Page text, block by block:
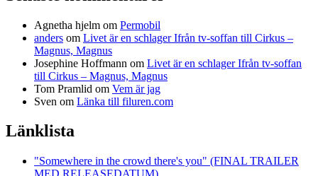
Agnetha hjelm om Permobil
anders om Livet är en schlager Ifrån tv-soffan till Cirkus –
Magnus, Magnus
Josephine Hoffmann om Livet är en schlager Ifrån tv-soffan
till Cirkus – Magnus, Magnus
Tom Pramlid om Vem är jag
Sven om Länka till filuren.com
Länklista
"Somewhere in the crowd there's you" (FINAL TRAILER